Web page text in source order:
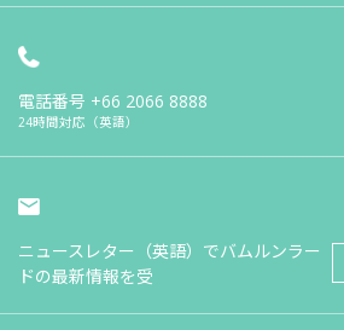
電話番号 +66 2066 8888
24時間対応（英語）
ニュースレター（英語）でバムルンラー
ドの最新情報を受